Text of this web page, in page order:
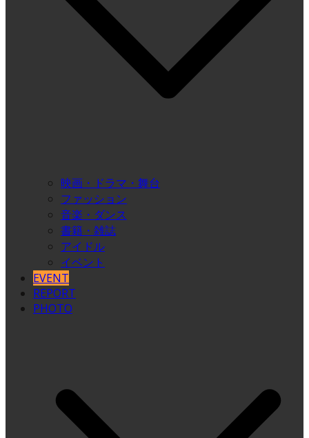
映画・ドラマ・舞台
ファッション
音楽・ダンス
書籍・雑誌
アイドル
イベント
EVENT
REPORT
PHOTO